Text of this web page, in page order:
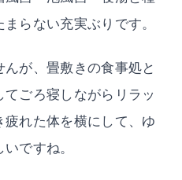
らない充実ぶりです。
が、畳敷きの食事処と
ごろ寝しながらリラッ
れた体を横にして、ゆ
ですね。